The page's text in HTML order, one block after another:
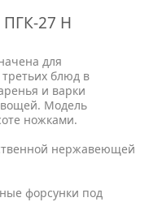
ПГК-27 Н
для
блюд в
и варки
Модель
ножками.
нержавеющей
форсунки под